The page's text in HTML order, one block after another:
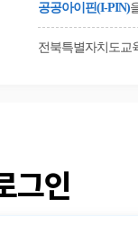
공공아이핀(I-PIN)
전북특별자치도교
그인